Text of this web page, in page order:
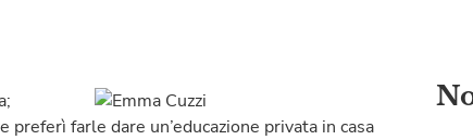
farle dare un’educazione privata in casa